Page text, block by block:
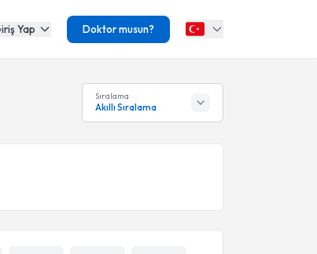
Yap Doktor musun?
Sıralama
Akıllı Sıralama